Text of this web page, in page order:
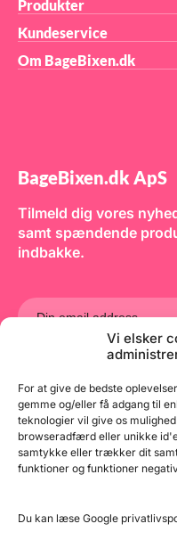
Vi elsker
For at give de bedste
gemme og/eller få adgang til
teknologier vil give os
browseradfærd eller unikke
samtykke eller trækker dit
funktioner og funktioner
Du kan læse Google
Produkter
Kundeservice
Om BageBixen.dk
BageBixen.dk ApS
Tilmeld dig vores
samt spændende
indbakke.